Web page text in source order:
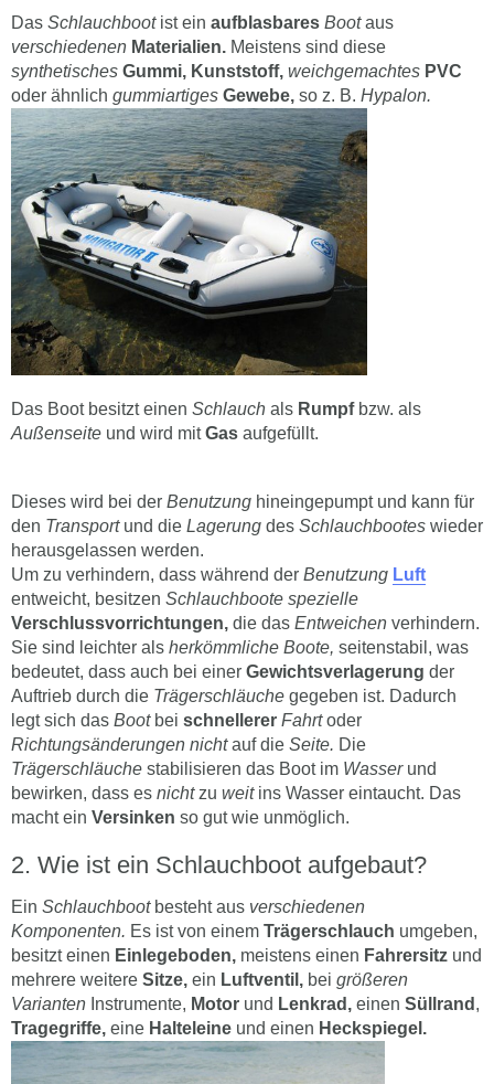
Das Schlauchbootist ein aufblasbares Bootaus
verschiedenen Materialien. Meistens sind diese
synthetisches Gummi, Kunststoff, weichgemachtes PVC
oder ähnlich gummiartiges Gewebe, so z. B. Hypalon.
Das Boot besitzt einen Schlauch als Rumpfbzw. als
Außenseite und wird mitGas aufgefüllt.
Dieses wird bei der Benutzung hineingepumpt und kann für
den Transportund die Lagerung des Schlauchbootes wieder
herausgelassen werden.
Um zu verhindern, dass während der Benutzung Luft
entweicht, besitzen Schlauchboote spezielle
Verschlussvorrichtungen, die das Entweichen verhindern.
Sie sind leichter als herkömmliche Boote, seitenstabil, was
bedeutet, dass auch bei einer Gewichtsverlagerung der
Auftrieb durch die Trägerschläuche gegeben ist. Dadurch
legt sich das Bootbei schnellerer Fahrtoder
Richtungsänderungen nichtauf die Seite. Die
Trägerschläuche stabilisieren das Boot im Wasserund
bewirken, dass es nichtzu weitins Wasser eintaucht. Das
macht ein Versinken so gut wie unmöglich.
Wie ist ein Schlauchboot aufgebaut?
Ein Schlauchbootbesteht aus verschiedenen
Komponenten. Es ist von einem Trägerschlauch umgeben,
besitzt einen Einlegeboden, meistens einen Fahrersitz und
mehrere weitere Sitze, ein Luftventil, bei größeren
Varianten Instrumente, Motor und Lenkrad, einen Süllrand ,
Tragegriffe, eine Halteleine und einen Heckspiegel.